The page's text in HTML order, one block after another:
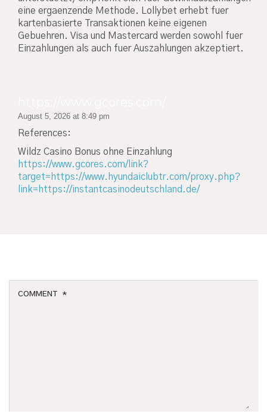
eine ergaenzende Methode. Lollybet erhebt fuer
kartenbasierte Transaktionen keine eigenen
Gebuehren. Visa und Mastercard werden sowohl fuer
Einzahlungen als auch fuer Auszahlungen akzeptiert.
August 5, 2026 at 8:49 pm
References:
Wildz Casino Bonus ohne Einzahlung
https://www.gcores.com/link?
target=https://www.hyundaiclubtr.com/proxy.php?
link=https://instantcasinodeutschland.de/
COMMENT *